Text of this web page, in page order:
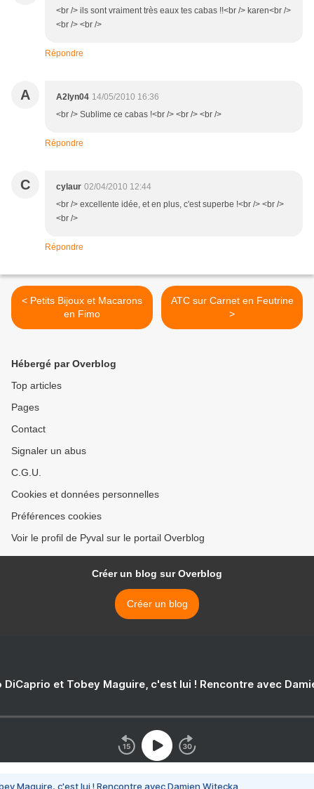
<br /> ils sont vraiment très eaux tes cabas !!<br /> karen<br />
<br /> <br />
Répondre
A A2lyn04 14/05/2010 16:36
<br /> Sublime ce cabas !<br /> <br /> <br />
Répondre
C cylaur 02/04/2010 12:44
<br /> excellente idée, et en plus, c'est superbe !<br /> <br />
<br />
Répondre
< Petits Bijoux et Macarons
en Fimo
ATC sur Carnet en Feutrine
>
Hébergé par Overblog
Top articles
Pages
Contact
Signaler un abus
C.G.U.
Cookies et données personnelles
Préférences cookies
Voir le profil de Pyval sur le portail Overblog
Créer un blog sur Overblog
Créer un blog
DiCaprio et Tobey Maguire, c'est lui ! Rencontre avec
Maguire, c'est lui ! Rencontre avec Damien Witecka